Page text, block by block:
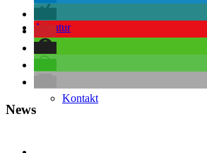
Agentur
Kontakt
News